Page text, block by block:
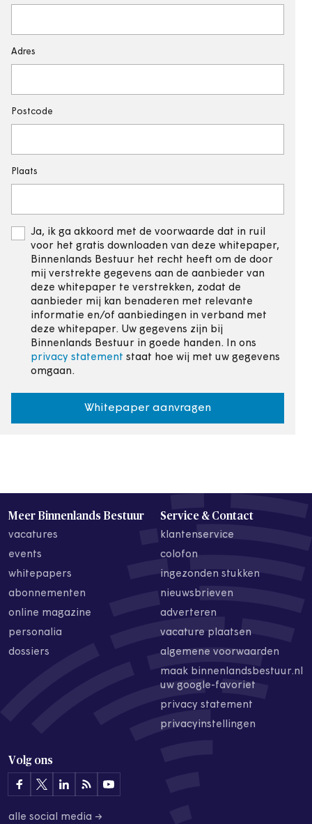
Adres
Postcode
Plaats
Ja, ik ga akkoord met de voorwaarde dat in ruil
voor het gratis downloaden van deze whitepaper,
Binnenlands Bestuur het recht heeft om de door
mij verstrekte gegevens aan de aanbieder van
deze whitepaper te verstrekken, zodat de
aanbieder mij kan benaderen met relevante
informatie en/of aanbiedingen in verband met
deze whitepaper. Uw gegevens zijn bij
Binnenlands Bestuur in goede handen. In ons
privacy statement staat hoe wij met uw gegevens
omgaan.
Whitepaper aanvragen
Meer Binnenlands Bestuur
vacatures
events
whitepapers
abonnementen
online magazine
personalia
dossiers
Service & Contact
klantenservice
colofon
ingezonden stukken
nieuwsbrieven
adverteren
vacature plaatsen
algemene voorwaarden
maak binnenlandsbestuur.nl
uw google-favoriet
privacy statement
privacyinstellingen
Volg ons
alle social media →